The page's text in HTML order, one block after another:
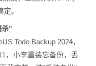
。
”
Todo Backup 2024，
，小李重装忘备份，丢